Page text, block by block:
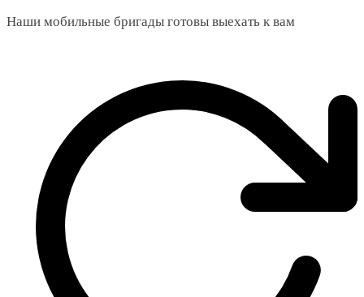
Наши мобильные бригады готовы выехать к вам